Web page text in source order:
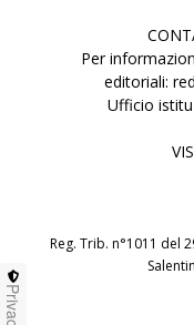
Per
editoriali:
Ufficio
Reg. Trib. n°1011 del
Privacy